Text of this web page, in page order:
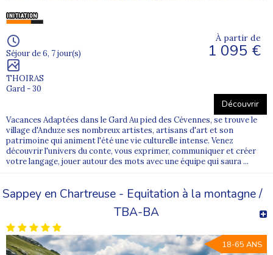
Séjour de 6, 7 jour(s)
THOIRAS
Gard - 30
À partir de
1 095 €
Découvrir
Vacances Adaptées dans le Gard Au pied des Cévennes, se trouve le
village d'Anduze ses nombreux artistes, artisans d'art et son
patrimoine qui animent l'été une vie culturelle intense. Venez
découvrir l'univers du conte, vous exprimer, communiquer et créer
votre langage, jouer autour des mots avec une équipe qui saura ...
Sappey en Chartreuse - Equitation à la montagne /
TBA-BA
18-65 ANS